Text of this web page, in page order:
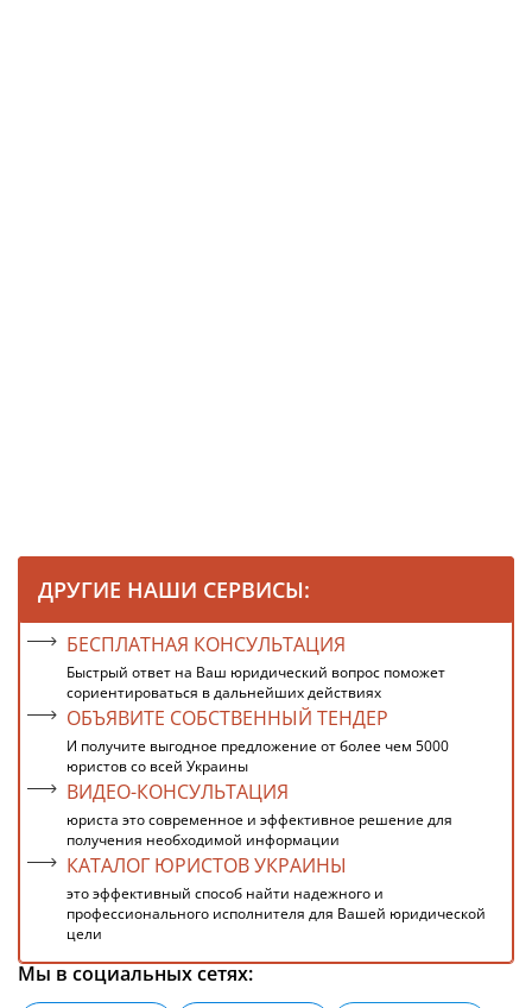
ДРУГИЕ НАШИ СЕРВИСЫ:
БЕСПЛАТНАЯ КОНСУЛЬТАЦИЯ
Быстрый ответ на Ваш юридический вопрос поможет
сориентироваться в дальнейших действиях
ОБЪЯВИТЕ СОБСТВЕННЫЙ ТЕНДЕР
И получите выгодное предложение от более чем 5000
юристов со всей Украины
ВИДЕО-КОНСУЛЬТАЦИЯ
юриста это современное и эффективное решение для
получения необходимой информации
КАТАЛОГ ЮРИСТОВ УКРАИНЫ
это эффективный способ найти надежного и
профессионального исполнителя для Вашей юридической
цели
Мы в социальных сетях: